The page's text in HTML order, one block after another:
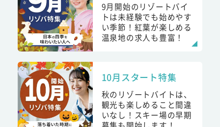
9月開始のリゾートバイ
トは未経験でも始めやす
い季節！紅葉が楽しめる
温泉地の求人も豊富！
10月スタート特集
秋のリゾートバイトは、
観光も楽しめること間違
いなし！スキー場の早期